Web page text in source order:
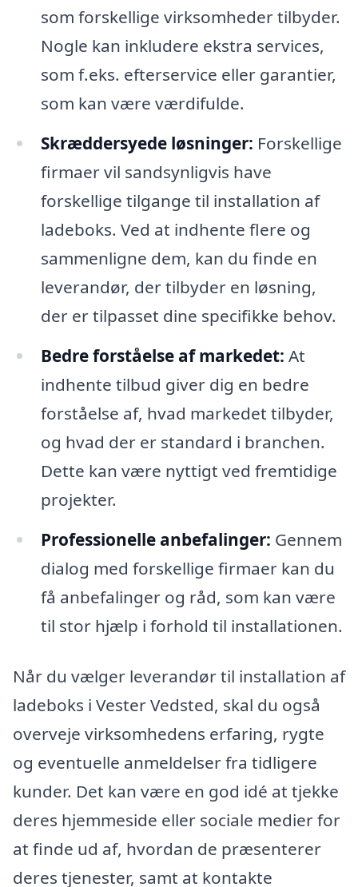
som forskellige virksomheder tilbyder.
Nogle kan inkludere ekstra services,
som f.eks. efterservice eller garantier,
som kan være værdifulde.
Skræddersyede løsninger: Forskellige
firmaer vil sandsynligvis have
forskellige tilgange til installation af
ladeboks. Ved at indhente flere og
sammenligne dem, kan du finde en
leverandør, der tilbyder en løsning,
der er tilpasset dine specifikke behov.
Bedre forståelse af markedet: At
indhente tilbud giver dig en bedre
forståelse af, hvad markedet tilbyder,
og hvad der er standard i branchen.
Dette kan være nyttigt ved fremtidige
projekter.
Professionelle anbefalinger: Gennem
dialog med forskellige firmaer kan du
få anbefalinger og råd, som kan være
til stor hjælp i forhold til installationen.
Når du vælger leverandør til installation af
ladeboks i Vester Vedsted, skal du også
overveje virksomhedens erfaring, rygte
og eventuelle anmeldelser fra tidligere
kunder. Det kan være en god idé at tjekke
deres hjemmeside eller sociale medier for
at finde ud af, hvordan de præsenterer
deres tjenester, samt at kontakte